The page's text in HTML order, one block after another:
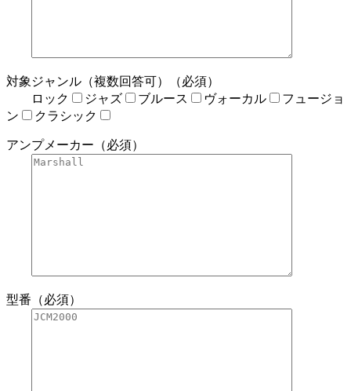
対象ジャンル（複数回答可）（必須）
ロック
ジャズ ブルース ヴォーカル
フュージョ
ン
クラシック
アンプメーカー（必須）
型番（必須）